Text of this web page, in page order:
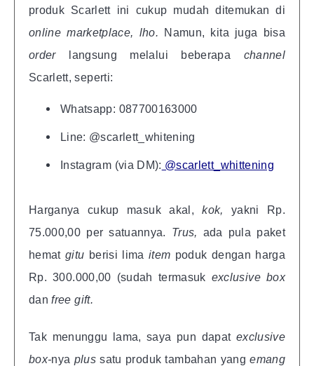
produk Scarlett ini cukup mudah ditemukan di
online marketplace, lho.
Namun, kita juga bisa
orderlangsung melalui beberapa channel
Scarlett, seperti:
Whatsapp: 087700163000
Line: @scarlett_whitening
Instagram (via DM): @scarlett_whittening
Harganya cukup masuk akal,kok, yakni Rp.
75.000,00 per satuannya. Trus, ada pula paket
hematgitu berisi lima item poduk dengan harga
Rp. 300.000,00 (sudah termasuk exclusive box
danfree gift.
Tak menunggu lama, saya pun dapat exclusive
box-nya plussatu produk tambahan yangemang